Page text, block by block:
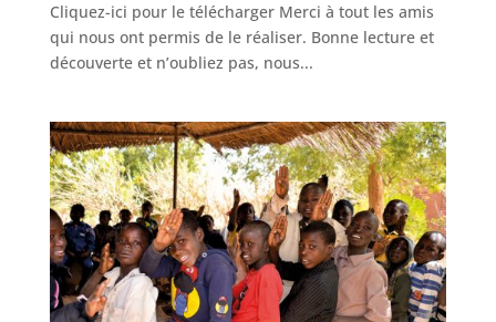
Cliquez-ici pour le télécharger Merci à tout les amis
qui nous ont permis de le réaliser. Bonne lecture et
découverte et n’oubliez pas, nous...